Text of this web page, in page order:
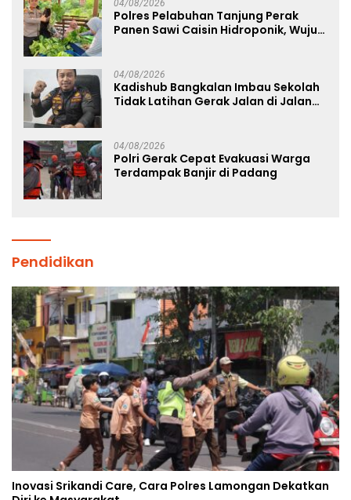
04/08/2026
Polres Pelabuhan Tanjung Perak
Panen Sawi Caisin Hidroponik, Wujud
04/08/2026
Kadishub Bangkalan Imbau Sekolah
Tidak Latihan Gerak Jalan di Jalan
04/08/2026
Polri Gerak Cepat Evakuasi Warga
Terdampak Banjir di Padang
Pendidikan
Inovasi Srikandi Care, Cara Polres Lamongan Dekatkan